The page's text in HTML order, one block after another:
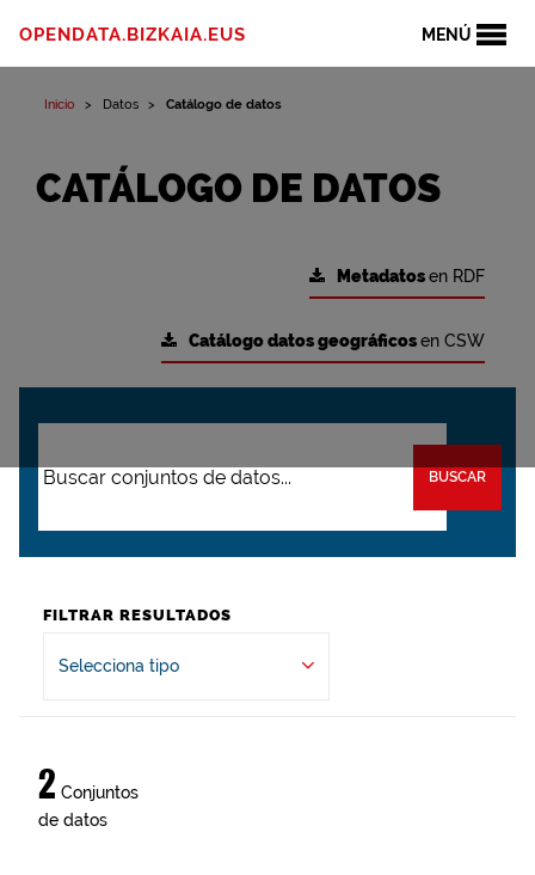
MENÚ
OPENDATA.BIZKAIA.EUS
Inicio Datos Catálogo de datos
CATÁLOGO DE DATOS
Metadatosen RDF
Catálogo datos geográficosen CSW
BUSCAR
FILTRAR RESULTADOS
Selecciona tipo
2 Conjuntos
de datos